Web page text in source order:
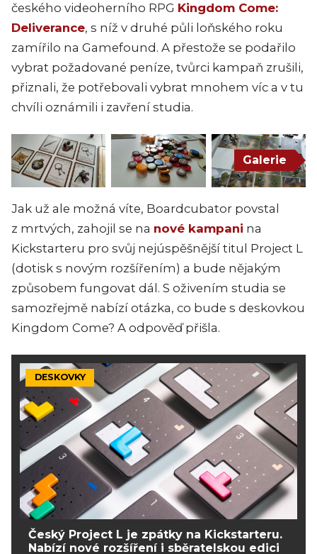
českého videoherního RPG Kingdom Come:
Deliverance, s níž v druhé půli loňského roku
zamířilo na Gamefound. A přestože se podařilo
vybrat požadované peníze, tvůrci kampaň zrušili,
přiznali, že potřebovali vybrat mnohem víc a v tu
chvíli oznámili i zavření studia.
Galerie
Jak už ale možná víte, Boardcubator povstal
z mrtvých, zahojil se na nové kampani na
Kickstarteru pro svůj nejúspěšnější titul Project L
(dotisk s novým rozšířením) a bude nějakým
způsobem fungovat dál. S oživením studia se
samozřejmě nabízí otázka, co bude s deskovkou
Kingdom Come? A odpověď přišla.
DESKOVKY
Český Project L je zpátky na Kickstarteru.
Nabízí nové rozšíření i sběratelskou edici